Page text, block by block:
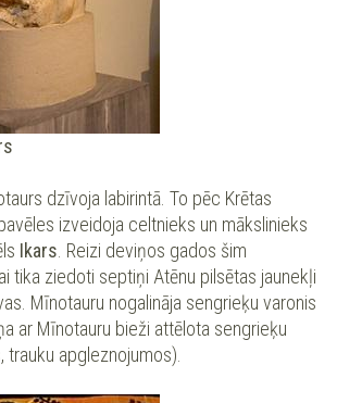
dzīvoja labirintā. To pēc Krētas
izveidoja celtnieks un mākslinieks
Ikars. Reizi deviņos gados šim
tika ziedoti septiņi Atēnu pilsētas jaunekļi
Mīnotauru nogalināja sengrieķu varonis
ar Mīnotauru bieži attēlota sengrieķu
trauku apgleznojumos).